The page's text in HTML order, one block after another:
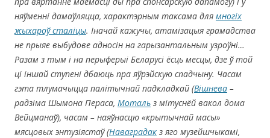
няўменні дамаўляцца, характэрным таксама для многіх
жыхароў сталіцы. Іначай кажучы, атамізацыя грамадства
не прыяе выбудове адносін на гарызантальным узроўні…
Разам з тым і на перыферыі Беларусі ёсць месцы, дзе ў той
ці іншай ступені дбаюць пра яўрэйскую спадчыну. Часам
гэта тлумачыцца палітычнай падкладкай (Вішнева –
радзіма Шымона Пераса, Моталь з мітуснёй вакол дома
Вейцманаў), часам – наяўнасцю «крытычнай масы»
мясцовых энтузіястаў (Наваградак з яго музейшчыкамі,